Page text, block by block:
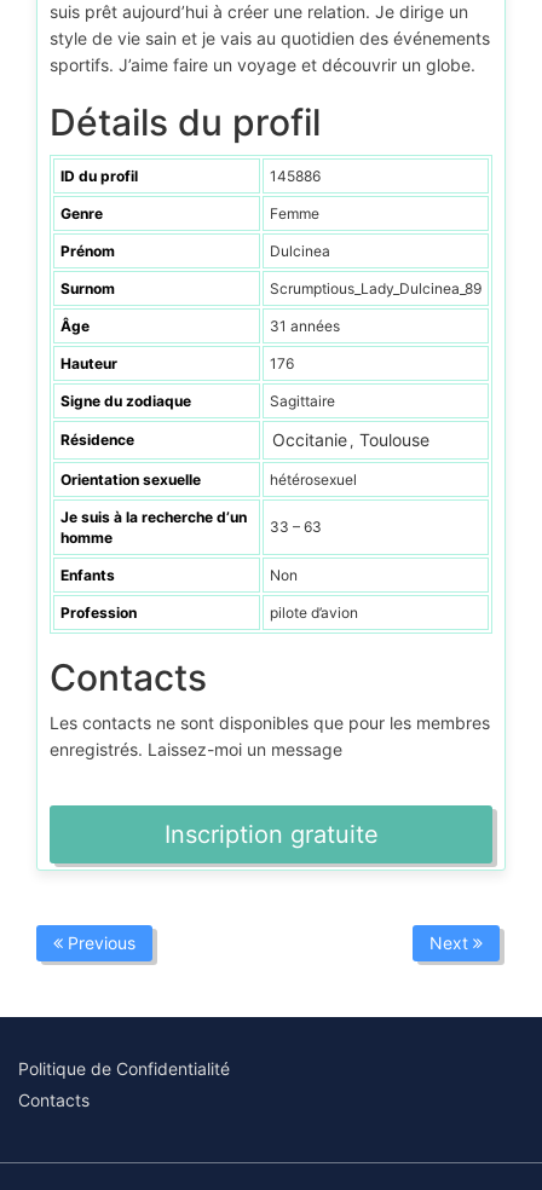
suis prêt aujourd’hui à créer une relation. Je dirige un
style de vie sain et je vais au quotidien des événements
sportifs. J’aime faire un voyage et découvrir un globe.
Détails du profil
ID du profil 145886
Genre Femme
Prénom Dulcinea
Surnom Scrumptious_Lady_Dulcinea_89
Âge 31 années
Hauteur 176
Signe du zodiaque Sagittaire
Résidence Occitanie , Toulouse
Orientation sexuelle hétérosexuel
Je suis à la recherche d’un
homme
33 – 63
Enfants Non
Profession pilote d’avion
Contacts
Les contacts ne sont disponibles que pour les membres
enregistrés. Laissez-moi un message
Inscription gratuite
Previous Next
Politique de Confidentialité
Contacts